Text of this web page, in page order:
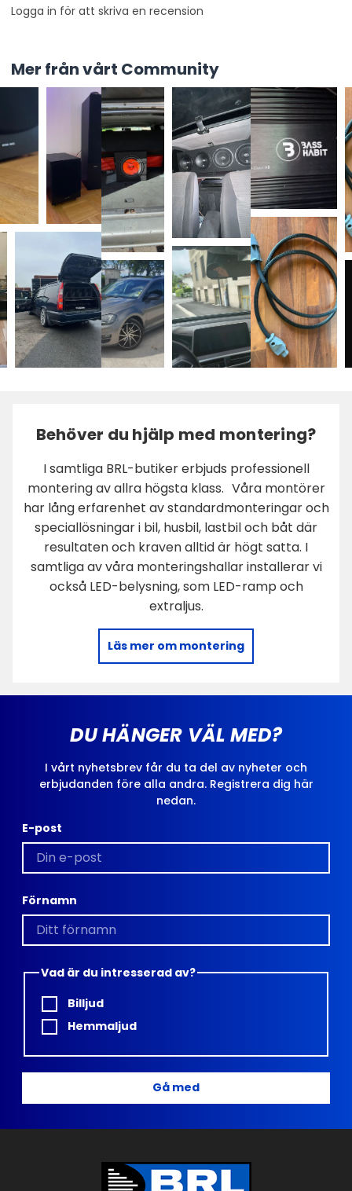
Logga in för att skriva en recension
Mer från vårt Community
Behöver du hjälp med montering?
I samtliga BRL-butiker erbjuds professionell
montering av allra högsta klass. Våra montörer
har lång erfarenhet av standardmonteringar och
speciallösningar i bil, husbil, lastbil och båt där
resultaten och kraven alltid är högt satta. I
samtliga av våra monteringshallar installerar vi
också LED-belysning, som LED-ramp och
extraljus.
Läs mer om montering
DU HÄNGER VÄL MED?
I vårt nyhetsbrev får du ta del av nyheter och
erbjudanden före alla andra. Registrera dig här
nedan.
E-post
Förnamn
Vad är du intresserad av?
Billjud
Hemmaljud
Gå med